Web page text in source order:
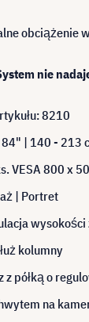
obciążenie
nie
8210
| 140 - 213
VESA 800 x
| Portret
kolumny
z półką o
na